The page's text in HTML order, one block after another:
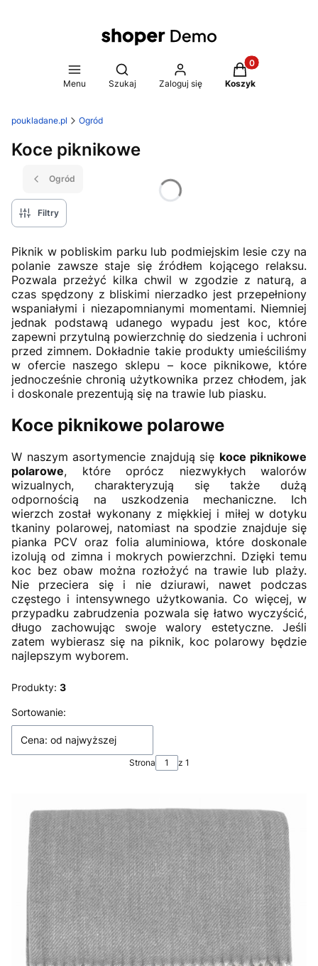
Menu
Otwórz wyszukiwarkę
Szukaj Zaloguj się
Produkty w
Koszyk
poukladane.pl Ogród
Koce piknikowe
Ogród
Filtry
Piknik w pobliskim parku lub podmiejskim lesie czy na
polanie zawsze staje się źródłem kojącego relaksu.
Pozwala przeżyć kilka chwil w zgodzie z naturą, a
czas spędzony z bliskimi nierzadko jest przepełniony
wspaniałymi i niezapomnianymi momentami. Niemniej
jednak podstawą udanego wypadu jest koc, które
zapewni przytulną powierzchnię do siedzenia i uchroni
przed zimnem. Dokładnie takie produkty umieściliśmy
w ofercie naszego sklepu – koce piknikowe, które
jednocześnie chronią użytkownika przez chłodem, jak
i doskonale prezentują się na trawie lub piasku.
Koce piknikowe polarowe
W naszym asortymencie znajdują się koce piknikowe
polarowe, które oprócz niezwykłych walorów
wizualnych, charakteryzują się także dużą
odpornością na uszkodzenia mechaniczne. Ich
wierzch został wykonany z miękkiej i miłej w dotyku
tkaniny polarowej, natomiast na spodzie znajduje się
pianka PCV oraz folia aluminiowa, które doskonale
izolują od zimna i mokrych powierzchni. Dzięki temu
koc bez obaw można rozłożyć na trawie lub plaży.
Nie przeciera się i nie dziurawi, nawet podczas
częstego i intensywnego użytkowania. Co więcej, w
przypadku zabrudzenia pozwala się łatwo wyczyścić,
długo zachowując swoje walory estetyczne. Jeśli
zatem wybierasz się na piknik, koc polarowy będzie
najlepszym wyborem.
Produkty: 3
Lista produktów
Sortowanie:
Cena: od najwyższej
Strona z 1